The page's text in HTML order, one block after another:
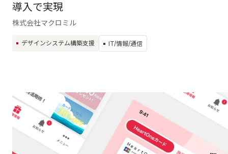
導入で実現
株式会社マクロミル
デザインシステム構築支援 IT/情報/通信